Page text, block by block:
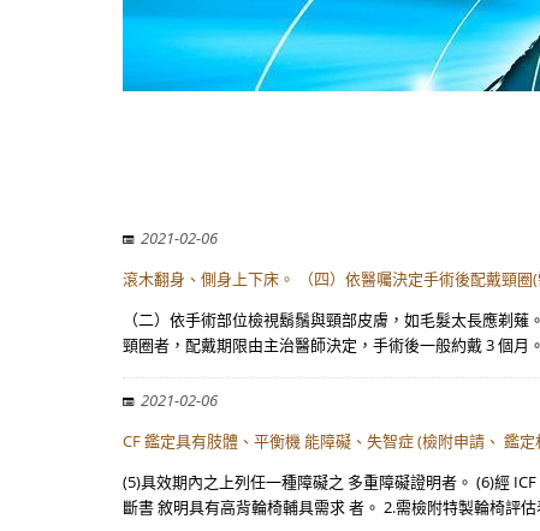
2021-02-06
滾木翻身、側身上下床。 （四）依醫囑決定手術後配戴頸圈
（二）依手術部位檢視鬍鬚與頸部皮膚，如毛髮太長應剃
頸圈者，配戴期限由主治醫師決定，手術後一般約戴 3 個
2021-02-06
CF 鑑定具有肢體、平衡機 能障礙、失智症 (檢附申請、 鑑定
(5)具效期內之上列任一種障礙之 多重障礙證明者。 (6)經
斷書 敘明具有高背輪椅輔具需求 者。 2.需檢附特製輪椅評